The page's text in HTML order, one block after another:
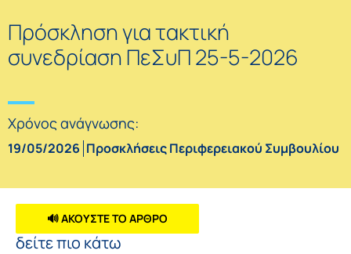
Πρόσκληση για τακτική
συνεδρίαση ΠεΣυΠ 25-5-2026
Χρόνος ανάγνωσης:
19/05/2026 Προσκλήσεις Περιφερειακού Συμβουλίου
🔊 ΑΚΟΥΣΤΕ ΤΟ ΑΡΘΡΟ
δείτε πιο κάτω